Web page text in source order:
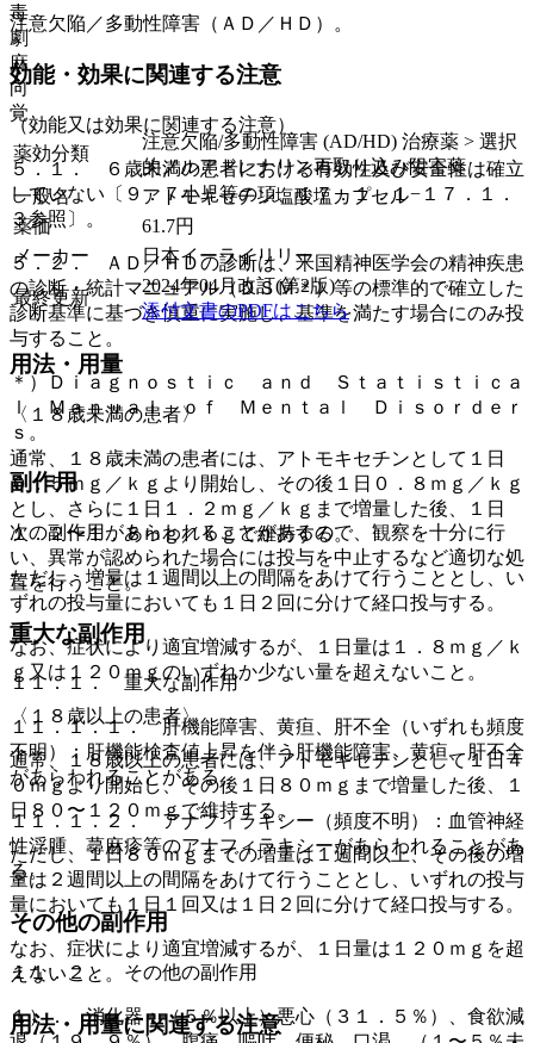
注意欠陥／多動性障害（ＡＤ／ＨＤ）。
効能・効果に関連する注意
（効能又は効果に関連する注意）
５．１． ６歳未満の患者における有効性及び安全性は確立
していない〔９．７小児等の項、１７．１．１−１７．１．
３参照〕。
５．２． ＡＤ／ＨＤの診断は、米国精神医学会の精神疾患
の診断・統計マニュアル（ＤＳＭ＊）等の標準的で確立した
診断基準に基づき慎重に実施し、基準を満たす場合にのみ投
与すること。
＊）Ｄｉａｇｎｏｓｔｉｃ ａｎｄ Ｓｔａｔｉｓｔｉｃａ
ｌ Ｍａｎｕａｌ ｏｆ Ｍｅｎｔａｌ Ｄｉｓｏｒｄｅｒ
ｓ。
副作用
次の副作用があらわれることがあるので、観察を十分に行
い、異常が認められた場合には投与を中止するなど適切な処
置を行うこと。
重大な副作用
１１．１． 重大な副作用
１１．１．１． 肝機能障害、黄疸、肝不全（いずれも頻度
不明）：肝機能検査値上昇を伴う肝機能障害、黄疸、肝不全
があらわれることがある。
１１．１．２． アナフィラキシー（頻度不明）：血管神経
性浮腫、蕁麻疹等のアナフィラキシーがあらわれることがあ
る。
その他の副作用
１１．２． その他の副作用
１）． 消化器：（５％以上）悪心（３１．５％）、食欲減
毒
劇
麻
向
覚
薬効分類
注意欠陥/多動性障害 (AD/HD) 治療薬 > 選択
的ノルアドレナリン再取り込み阻害薬
一般名
アトモキセチン塩酸塩カプセル
薬価
61.7円
メーカー
日本イーライリリー
最終更新
2024年04月改訂(第2版)
添付文書のPDFはこちら
用法・用量
〈１８歳未満の患者〉
通常、１８歳未満の患者には、アトモキセチンとして１日
０．５ｍｇ／ｋｇより開始し、その後１日０．８ｍｇ／ｋｇ
とし、さらに１日１．２ｍｇ／ｋｇまで増量した後、１日
１．２〜１．８ｍｇ／ｋｇで維持する。
ただし、増量は１週間以上の間隔をあけて行うこととし、い
ずれの投与量においても１日２回に分けて経口投与する。
なお、症状により適宜増減するが、１日量は１．８ｍｇ／ｋ
ｇ又は１２０ｍｇのいずれか少ない量を超えないこと。
〈１８歳以上の患者〉
通常、１８歳以上の患者には、アトモキセチンとして１日４
０ｍｇより開始し、その後１日８０ｍｇまで増量した後、１
日８０〜１２０ｍｇで維持する。
ただし、１日８０ｍｇまでの増量は１週間以上、その後の増
量は２週間以上の間隔をあけて行うこととし、いずれの投与
量においても１日１回又は１日２回に分けて経口投与する。
なお、症状により適宜増減するが、１日量は１２０ｍｇを超
えないこと。
用法・用量に関連する注意